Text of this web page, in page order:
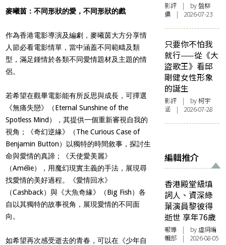
麥曦茵：不同形狀的愛，不同形狀的戲
作為香港電影導演及編劇，麥曦茵大方分享情
人節必看電影情單，當中涵蓋不同範疇及類
型，滿足鍾情於各類不同愛情題材及主題的情
侶。
若希望在觀畢電影能有所反思與成長，可擇選
《無痛失戀》（Eternal Sunshine of the
Spotless Mind），其提供一個重新審視自我的
視角；《奇幻逆緣》（The Curious Case of
Benjamin Button）以獨特的時間敘事，探討生
命與愛情的真諦；《天使愛美麗》
（Amélie），用魔幻現實主義的手法，展現尋
找愛情的美好過程。《愛情回水》
（Cashback）與《大魚奇緣》（Big Fish）各
自以其獨特的故事視角，展現愛情的不同面
向。
如希望再次感受逝去的青春，可以在《少年自
影評 | by 盤柳
儂 | 2026-07-23
只要你不怕我
就行——從《大
盜歌王》看邱
剛健女性形象
的誕生
影評 | by 柯宇
涵 | 2026-07-28
編輯推介
香港殿堂級填
詞人、資深綠
葉演員黎彼得
逝世 享年76歲
報導 | by 虛詞編
輯部 | 2026-08-05